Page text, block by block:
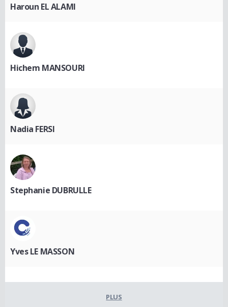
Haroun EL ALAMI
Hichem MANSOURI
Nadia FERSI
Stephanie DUBRULLE
Yves LE MASSON
PLUS